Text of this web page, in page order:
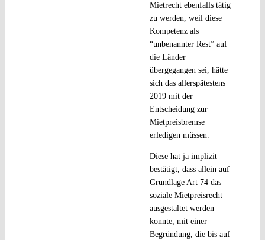
Mietrecht ebenfalls tätig
zu werden, weil diese
Kompetenz als
“unbenannter Rest” auf
die Länder
übergegangen sei, hätte
sich das allerspätestens
2019 mit der
Entscheidung zur
Mietpreisbremse
erledigen müssen.
Diese hat ja implizit
bestätigt, dass allein auf
Grundlage Art 74 das
soziale Mietpreisrecht
ausgestaltet werden
konnte, mit einer
Begründung, die bis auf